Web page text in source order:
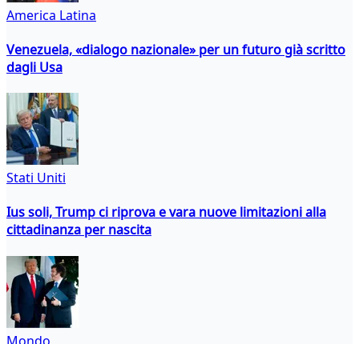
America Latina
Venezuela, «dialogo nazionale» per un futuro già scritto
dagli Usa
Stati Uniti
Ius soli, Trump ci riprova e vara nuove limitazioni alla
cittadinanza per nascita